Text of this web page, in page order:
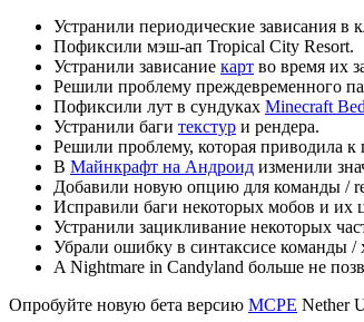
Устранили периодические зависания в
Пофиксили мэш-ап Tropical City Resort.
Устранили зависание карт во время их
Решили проблему преждевременного
Пофиксили лут в сундуках Minecraft
Устранили баги текстур и рендера.
Решили проблему, которая приводила
В Майнкрафт на Андроид изменили
Добавили новую опцию для команды /
Исправили баги некоторых мобов и их
Устранили зацикливание некоторых
Убрали ошибку в синтаксисе команды /
A Nightmare in Candyland больше не
Опробуйте новую бета версию MCPE Nether